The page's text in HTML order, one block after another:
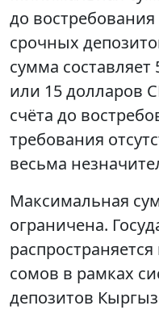
до
срочных
сумма составляет
или 15 долларов
счёта до
требования
весьма
Максимальная
ограничена.
сомов в рамках
депозитов